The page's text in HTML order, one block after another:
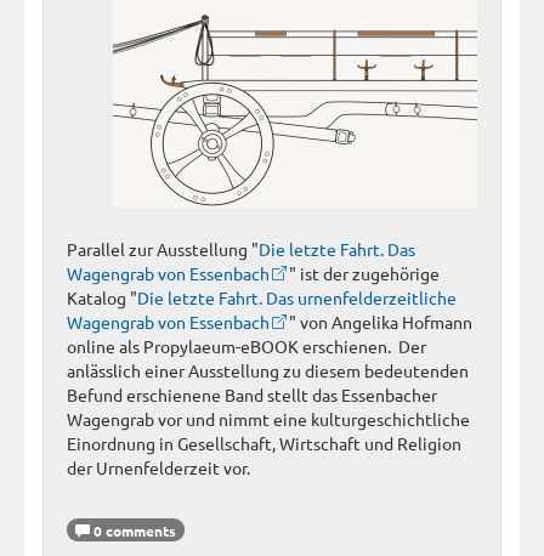
Parallel zur Ausstellung "Die letzte Fahrt. Das
Wagengrab von Essenbach
" ist der zugehörige
Katalog "Die letzte Fahrt. Das urnenfelderzeitliche
Wagengrab von Essenbach
" von Angelika Hofmann
online als Propylaeum-eBOOK erschienen. Der
anlässlich einer Ausstellung zu diesem bedeutenden
Befund erschienene Band stellt das Essenbacher
Wagengrab vor und nimmt eine kulturgeschichtliche
Einordnung in Gesellschaft, Wirtschaft und Religion
der Urnenfelderzeit vor.
0 comments